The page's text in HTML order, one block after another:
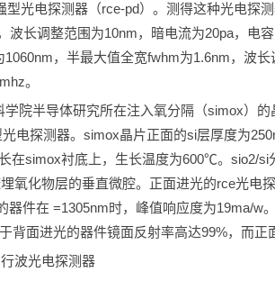
型光电探测器（rce-pd）。测得这种光电探
波长调整范围为10nm，暗电流为20pa，电
，半最大值全宽fwhm为1.6nm，波长
。
半导体研究所在注入氧分隔（simox）的
电探测器。simox晶片正面的si层厚度为
在simox衬底上，生长温度为600℃。sio2/si
氧化物层的垂直微腔。正面进光的rce光电
器件在 =1305nm时，峰值响应度为19ma/w
背面进光的器件镜面反射率高达99%，而正
波光电探测器